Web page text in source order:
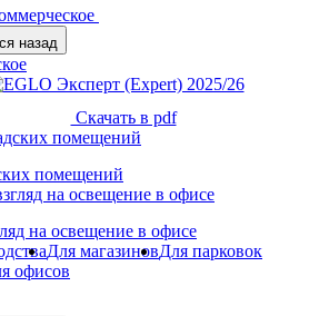
назад
Скачать в pdf
помещений
на освещение в офисе
Для магазиновДля парковок
офисов